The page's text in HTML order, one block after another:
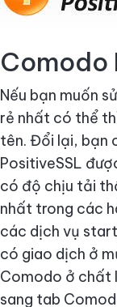
Comodo
Nếu bạn muốn
rẻ nhất có thể
tên. Đổi lại, bạn
PositiveSSL
có độ chịu tải
nhất trong các
các dịch vụ
có giao dịch ở
Comodo ở chất
sang tab